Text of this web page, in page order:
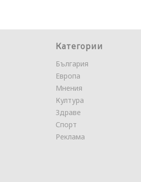
Категории
България
Европа
Мнения
Култура
Здраве
Спорт
Реклама